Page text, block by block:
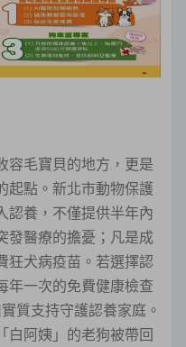
容毛寶貝的地方，更是
起點。新北市動物保護
認養，不僅提供半年內
發醫療的擔憂；凡是成
狂犬病疫苗。若選擇認
年一次的免費健康檢查
質支持守護認養家庭。
白阿姨」的老狗被帶回